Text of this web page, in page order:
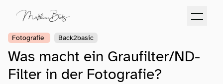
Fotografie Back2basic
Was macht ein Graufilter/ND-
Filter in der Fotografie?